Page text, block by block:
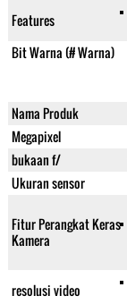
Features
Bit Warna (# Warna)
Nama Produk
Megapixel
bukaan f/
Ukuran sensor
Fitur Perangkat Keras
Kamera
resolusi video